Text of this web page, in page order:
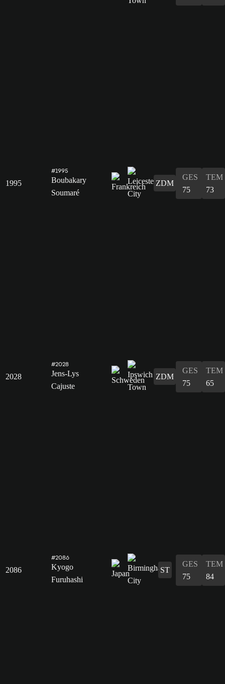
1995
#1995
Boubakary
Soumaré
ZDM
GES
75
TEM
73
2028
#2028
Jens-Lys
Cajuste
ZDM
GES
75
TEM
65
2086
#2086
Kyogo
Furuhashi
ST
GES
75
TEM
84